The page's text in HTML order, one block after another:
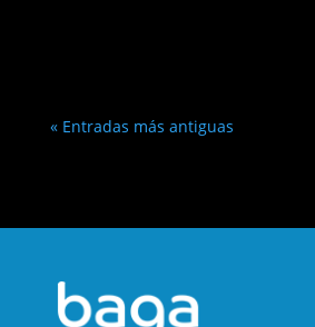
« Entradas más antiguas